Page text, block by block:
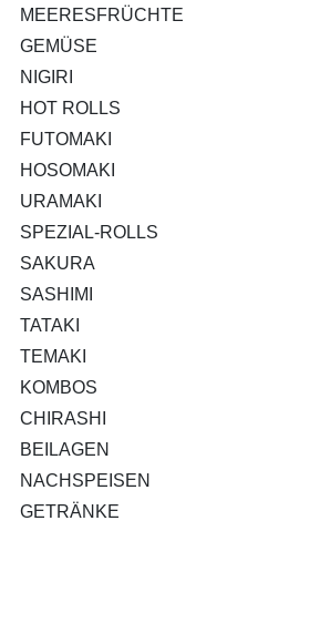
MEERESFRÜCHTE
GEMÜSE
NIGIRI
HOT ROLLS
FUTOMAKI
HOSOMAKI
URAMAKI
SPEZIAL-ROLLS
SAKURA
SASHIMI
TATAKI
TEMAKI
KOMBOS
CHIRASHI
BEILAGEN
NACHSPEISEN
GETRÄNKE